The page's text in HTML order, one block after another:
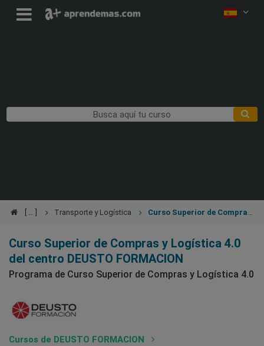
Transporte y Logística
Curso Superior de Compras y Logística 4.0
del centro DEUSTO FORMACION
Programa de Curso Superior de Compras y Logística 4.0
Cursos de DEUSTO FORMACION